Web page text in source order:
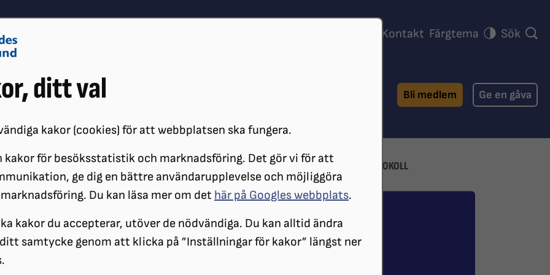
ditt val
kakor (cookies) för att webbplatsen ska fungera.
kakor för besöksstatistik och marknadsföring. Det gör vi för att
ge dig en bättre användarupplevelse och möjliggöra
Du kan läsa mer om det här på Googles webbplats.
kakor du accepterar, utöver de nödvändiga. Du kan alltid ändra
samtycke genom att klicka på ”Inställningar för kakor” längst ner
Kontakt Färgtema Sök
Påverkansarbete
Bli medlem Ge en gåva
DISTRIKT SRF ÖREBRO LÄN OM SRF ÖREBRO STYRELSE STYRELSEPROTOKOLL